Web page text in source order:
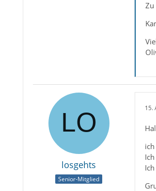
Zu
losgehts
Senior-Mitglied
15.